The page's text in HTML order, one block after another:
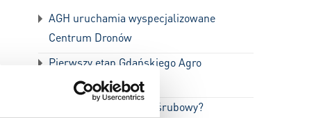
AGH uruchamia wyspecjalizowane
Centrum Dronów
Pierwszy etap Gdańskiego Agro
Terminalu ukończony
Jak działa kompresor śrubowy?